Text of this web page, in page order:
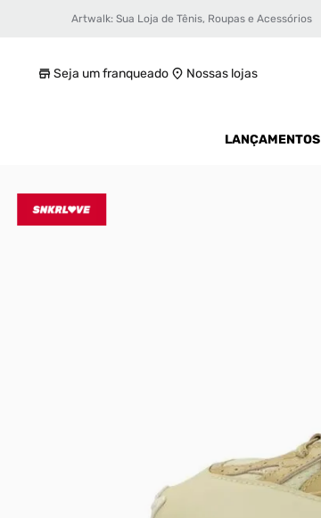
Artwalk: Sua Loja de Tênis, Roupas e Acessórios
Seja um franqueado Nossas lojas
LANÇAMENTOS
Tênis adidas Savage X Ivy Park